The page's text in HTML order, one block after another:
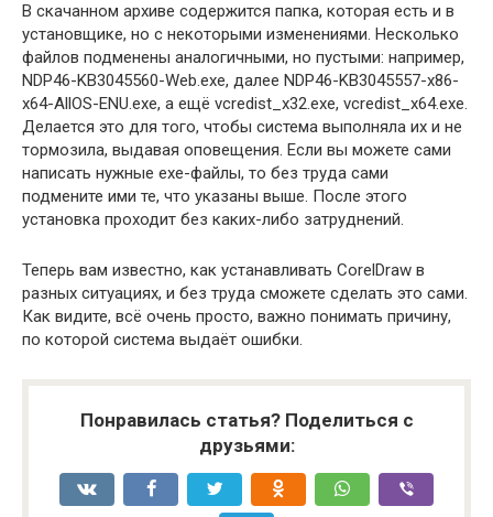
В скачанном архиве содержится папка, которая есть и в
установщике, но с некоторыми изменениями. Несколько
файлов подменены аналогичными, но пустыми: например,
NDP46-KB3045560-Web.exe, далее NDP46-KB3045557-x86-
x64-AllOS-ENU.exe, а ещё vcredist_x32.exe, vcredist_x64.exe.
Делается это для того, чтобы система выполняла их и не
тормозила, выдавая оповещения. Если вы можете сами
написать нужные exe-файлы, то без труда сами
подмените ими те, что указаны выше. После этого
установка проходит без каких-либо затруднений.
Теперь вам известно, как устанавливать CorelDraw в
разных ситуациях, и без труда сможете сделать это сами.
Как видите, всё очень просто, важно понимать причину,
по которой система выдаёт ошибки.
Понравилась статья? Поделиться с
друзьями: